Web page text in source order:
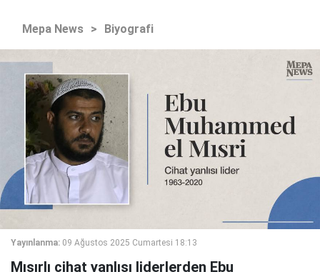
Mepa News > Biyografi
Yayınlanma: 09 Ağustos 2025 Cumartesi 18:13
Mısırlı cihat yanlısı liderlerden Ebu